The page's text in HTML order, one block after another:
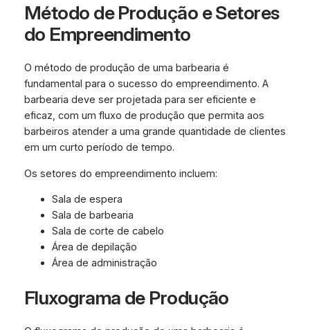
Método de Produção e Setores
do Empreendimento
O método de produção de uma barbearia é
fundamental para o sucesso do empreendimento. A
barbearia deve ser projetada para ser eficiente e
eficaz, com um fluxo de produção que permita aos
barbeiros atender a uma grande quantidade de clientes
em um curto período de tempo.
Os setores do empreendimento incluem:
Sala de espera
Sala de barbearia
Sala de corte de cabelo
Área de depilação
Área de administração
Fluxograma de Produção